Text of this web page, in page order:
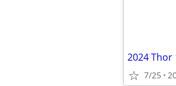
2024 Thor
7/25